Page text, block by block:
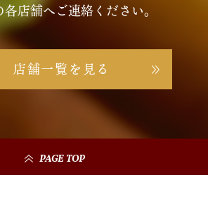
店舗へご連絡ください。
店舗一覧を見る
PAGE TOP